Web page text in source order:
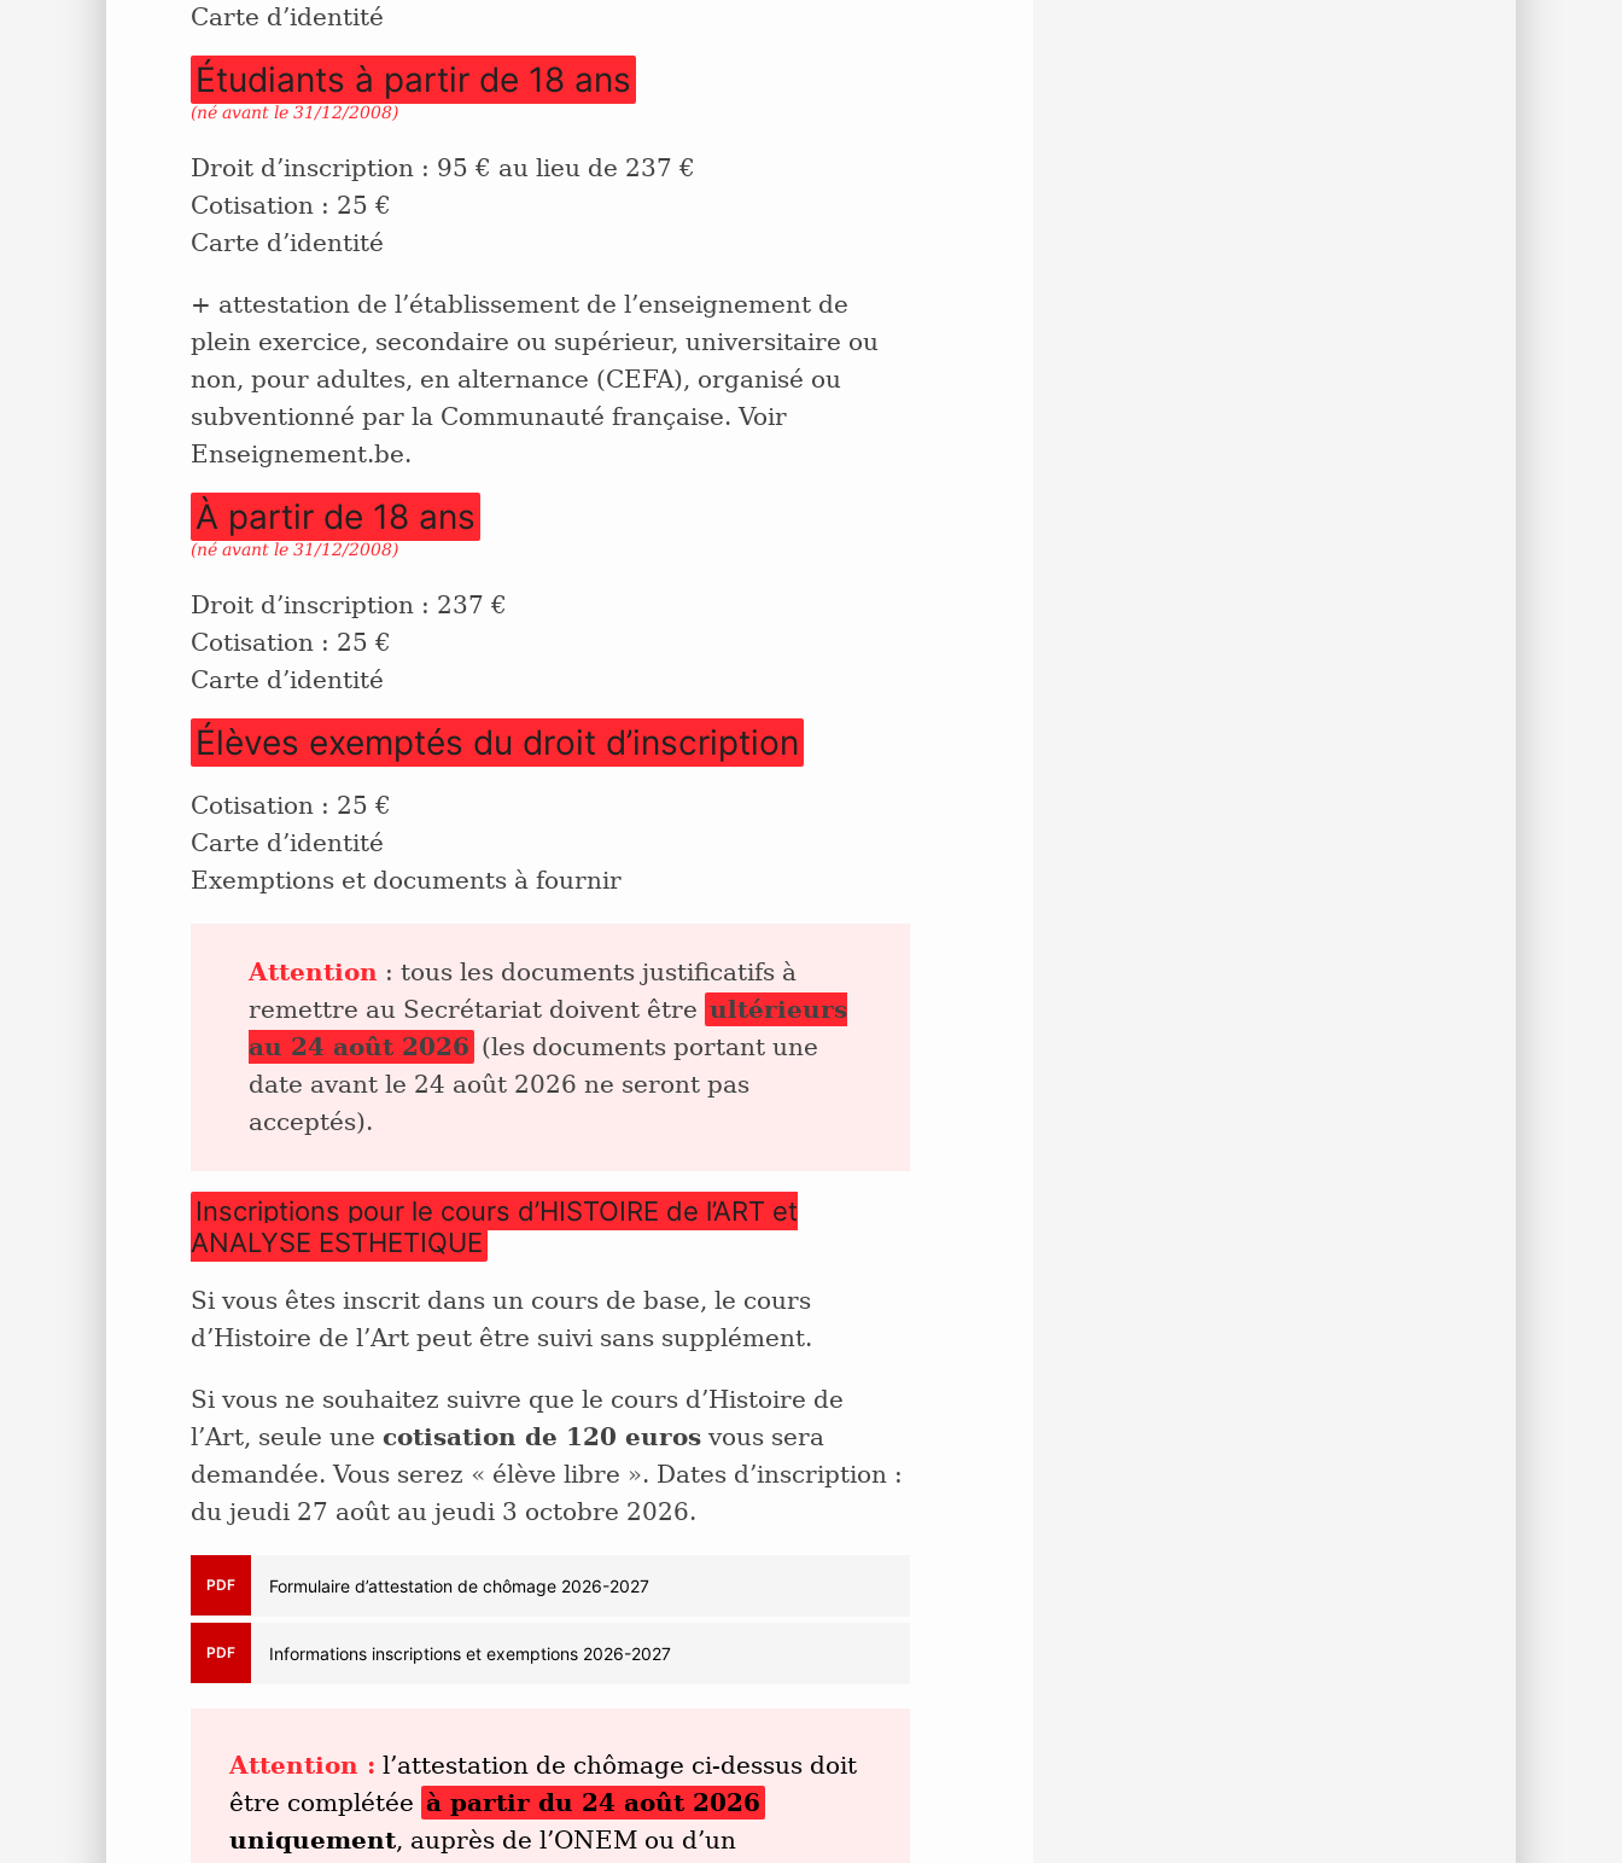
Carte d’identité
Étudiants à partir de 18 ans
(né avant le 31/12/2008)
Droit d’inscription : 95 € au lieu de 237 €
Cotisation : 25 €
Carte d’identité
+ attestation de l’établissement de l’enseignement de
plein exercice, secondaire ou supérieur, universitaire ou
non, pour adultes, en alternance (CEFA), organisé ou
subventionné par la Communauté française. Voir
Enseignement.be.
À partir de 18 ans
(né avant le 31/12/2008)
Droit d’inscription : 237 €
Cotisation : 25 €
Carte d’identité
Élèves exemptés du droit d’inscription
Cotisation : 25 €
Carte d’identité
Exemptions et documents à fournir
Attention : tous les documents justificatifs à
remettre au Secrétariat doivent être ultérieurs
au 24 août 2026 (les documents portant une
date avant le 24 août 2026 ne seront pas
acceptés).
Inscriptions pour le cours d’HISTOIRE de l’ART et
ANALYSE ESTHETIQUE
Si vous êtes inscrit dans un cours de base, le cours
d’Histoire de l’Art peut être suivi sans supplément.
Si vous ne souhaitez suivre que le cours d’Histoire de
l’Art, seule une cotisation de 120 euros vous sera
demandée. Vous serez « élève libre ». Dates d’inscription :
du jeudi 27 août au jeudi 3 octobre 2026.
PDF Formulaire d’attestation de chômage 2026-2027
PDF Informations inscriptions et exemptions 2026-2027
Attention : l’attestation de chômage ci-dessus doit
être complétée à partir du 24 août 2026
uniquement, auprès de l’ONEM ou d’un